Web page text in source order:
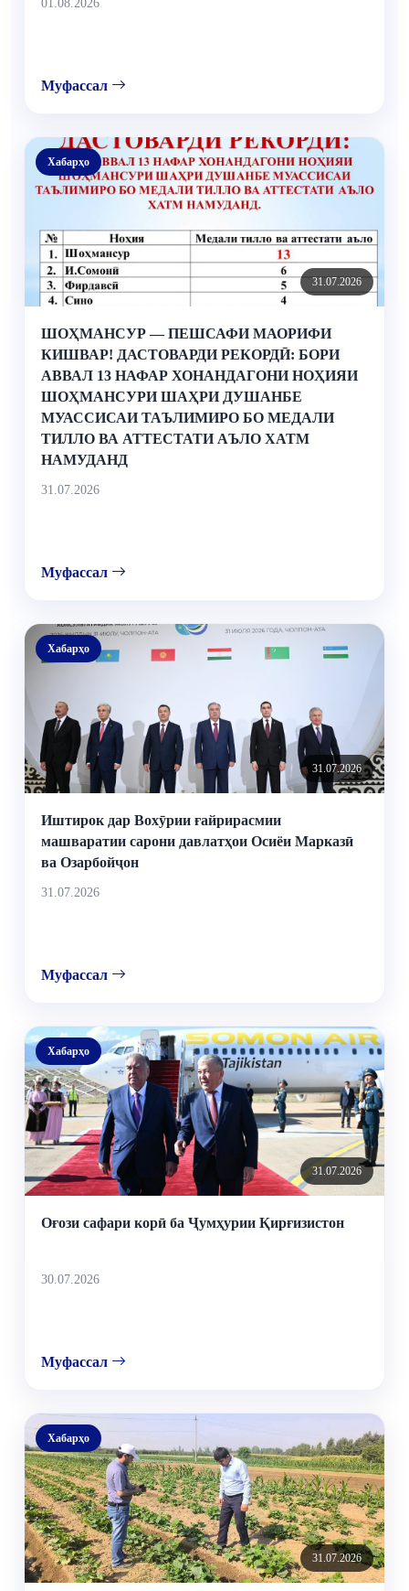
01.08.2026
Муфассал
Хабарҳо
31.07.2026
ШОҲМАНСУР — ПЕШСАФИ МАОРИФИ
КИШВАР! ДАСТОВАРДИ РЕКОРДӢ: БОРИ
АВВАЛ 13 НАФАР ХОНАНДАГОНИ НОҲИЯИ
ШОҲМАНСУРИ ШАҲРИ ДУШАНБЕ
МУАССИСАИ ТАЪЛИМИРО БО МЕДАЛИ
ТИЛЛО ВА АТТЕСТАТИ АЪЛО ХАТМ
НАМУДАНД
31.07.2026
Муфассал
Хабарҳо
31.07.2026
Иштирок дар Вохӯрии ғайрирасмии
машваратии сарони давлатҳои Осиёи Марказӣ
ва Озарбойҷон
31.07.2026
Муфассал
Хабарҳо
31.07.2026
Оғози сафари корӣ ба Ҷумҳурии Қирғизистон
30.07.2026
Муфассал
Хабарҳо
31.07.2026